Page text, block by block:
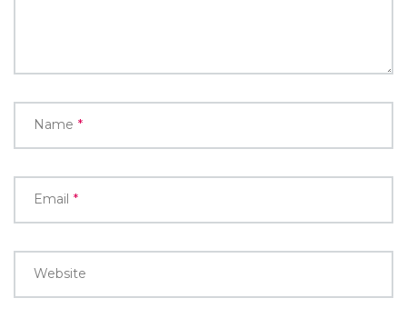
Name *
Email *
Website